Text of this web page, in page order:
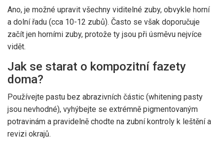
Ano, je možné upravit všechny viditelné zuby, obvykle horní
a dolní řadu (cca 10-12 zubů). Často se však doporučuje
začít jen horními zuby, protože ty jsou při úsměvu nejvíce
vidět.
Jak se starat o kompozitní fazety
doma?
Používejte pastu bez abrazivních částic (whitening pasty
jsou nevhodné), vyhýbejte se extrémně pigmentovaným
potravinám a pravidelně chodte na zubní kontroly k leštění a
revizi okrajů.